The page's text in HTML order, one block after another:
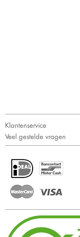
Klantenservice
Veel gestelde vragen